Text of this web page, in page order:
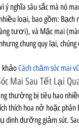
ý nghĩa sâu sắc mà nó
loại, bao gồm:
tươi), và Mặc mai
chung quy lại,
khảo Cách chăm sóc mai
Mai Sau Tết Lại
thường bị tiêu hao
thích hoa nở hoặc
dưỡng giảm sút.